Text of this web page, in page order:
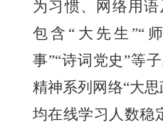
为习惯、网络用
包含“大先生”“
事”“诗词党史”等
精神系列网络“大
均在线学习人数稳